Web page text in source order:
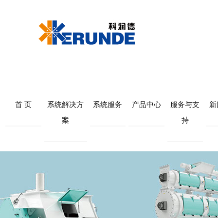
首 页
系统解决方
案
系统服务 产品中心
服务与支
持